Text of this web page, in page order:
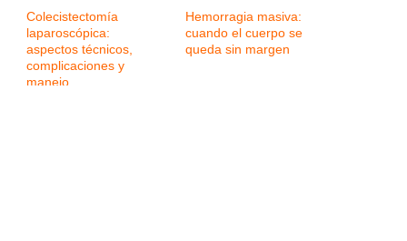
Colecistectomía
laparoscópica:
aspectos técnicos,
complicaciones y
manejo
Hemorragia masiva:
cuando el cuerpo se
queda sin margen